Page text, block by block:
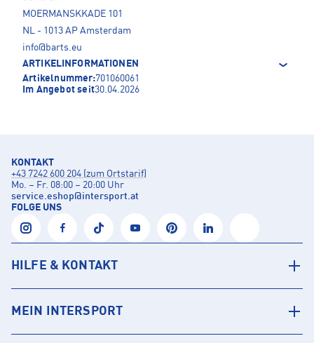
MOERMANSKKADE 101
NL - 1013 AP Amsterdam
info@barts.eu
ARTIKELINFORMATIONEN
Artikelnummer:701060061
Im Angebot seit30.04.2026
KONTAKT
+43 7242 600 204 (zum Ortstarif)
Mo. – Fr. 08:00 – 20:00 Uhr
service.eshop@intersport.at
FOLGE UNS
HILFE & KONTAKT
MEIN INTERSPORT